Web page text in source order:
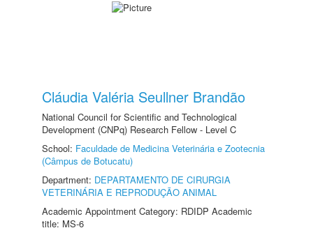
Cláudia Valéria Seullner Brandão
National Council for Scientific and Technological
Development (CNPq) Research Fellow - Level C
School: Faculdade de Medicina Veterinária e Zootecnia
(Câmpus de Botucatu)
Department: DEPARTAMENTO DE CIRURGIA
VETERINÁRIA E REPRODUÇÃO ANIMAL
Academic Appointment Category: RDIDP Academic
title: MS-6